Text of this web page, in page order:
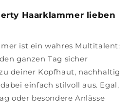
Haarklammer lieben
ist ein wahres Multitalent:
ganzen Tag sicher
deiner Kopfhaut, nachhaltig
einfach stilvoll aus. Egal,
oder besondere Anlässe